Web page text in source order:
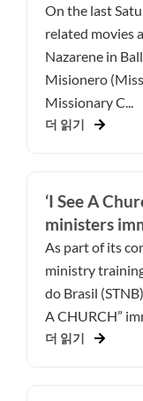
On the last
related movies
Nazarene in
Misionero
Missionary C...
더 읽기
‘I See A
ministers
As part of its
ministry
do Brasil
A CHURCH”
더 읽기